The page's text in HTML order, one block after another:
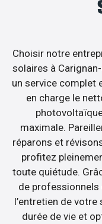
Choisir notre
solaires à
un service complet
en charge le
maximale.
réparons et
profitez
toute quiétude.
de professionnels
l’entretien de
durée de vie et